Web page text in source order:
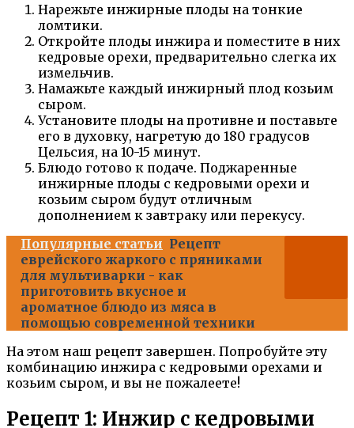
Нарежьте инжирные плоды на тонкие
ломтики.
Откройте плоды инжира и поместите в них
кедровые орехи, предварительно слегка их
измельчив.
Намажьте каждый инжирный плод козьим
сыром.
Установите плоды на противне и поставьте
его в духовку, нагретую до 180 градусов
Цельсия, на 10-15 минут.
Блюдо готово к подаче. Поджаренные
инжирные плоды с кедровыми орехи и
козьим сыром будут отличным
дополнением к завтраку или перекусу.
Популярные статьи Рецепт
еврейского жаркого с пряниками
для мультиварки - как
приготовить вкусное и
ароматное блюдо из мяса в
помощью современной техники
На этом наш рецепт завершен. Попробуйте эту
комбинацию инжира с кедровыми орехами и
козьим сыром, и вы не пожалеете!
Рецепт 1: Инжир с кедровыми